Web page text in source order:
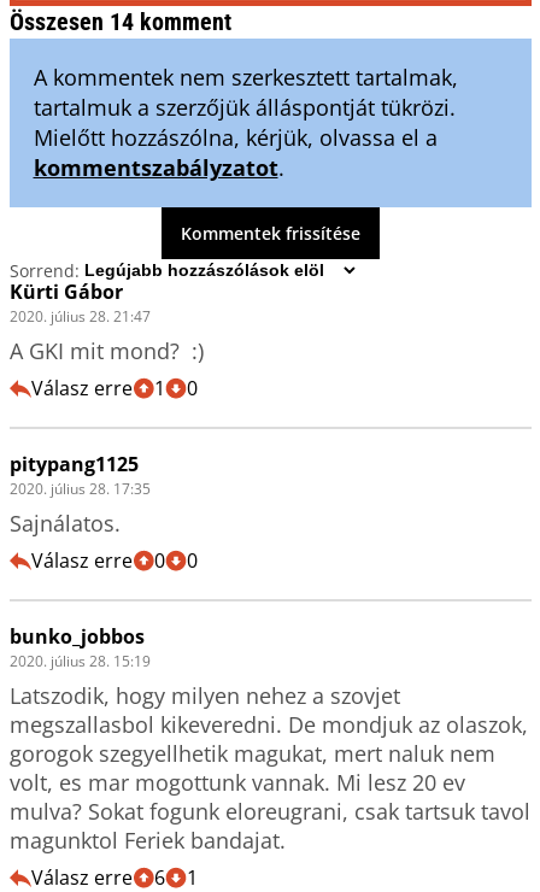
Összesen 14 komment
A kommentek nem szerkesztett tartalmak,
tartalmuk a szerzőjük álláspontját tükrözi.
Mielőtt hozzászólna, kérjük, olvassa el a
kommentszabályzatot.
Kommentek frissítése
Sorrend:
Kürti Gábor
2020. július 28. 21:47
A GKI mit mond?  :)
Válasz erre 1 0
pitypang1125
2020. július 28. 17:35
Sajnálatos.
Válasz erre 0 0
bunko_jobbos
2020. július 28. 15:19
Latszodik, hogy milyen nehez a szovjet
megszallasbol kikeveredni. De mondjuk az olaszok,
gorogok szegyellhetik magukat, mert naluk nem
volt, es mar mogottunk vannak. Mi lesz 20 ev
mulva? Sokat fogunk eloreugrani, csak tartsuk tavol
magunktol Feriek bandajat.
Válasz erre 6 1